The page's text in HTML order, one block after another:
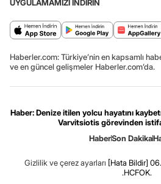
UYGULAMAMIZI İNDİRİN
Haberler.com: Türkiye’nin en kapsamlı
ve en güncel gelişmeler Haberler.com’da.
Haber: Denize itilen yolcu hayatını
Varvitsiotis görevinden
HaberSon Dakika
Gizlilik ve çerez ayarları [Hata Bildir]
.HCFOK.